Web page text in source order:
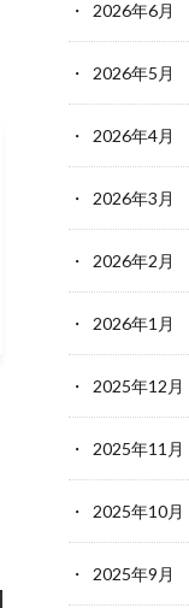
2026年6月
2026年5月
2026年4月
2026年3月
2026年2月
2026年1月
2025年12月
2025年11月
2025年10月
2025年9月